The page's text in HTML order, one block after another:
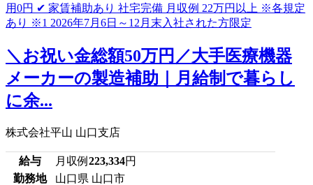
＼お祝い金総額50万円／大手医療機器
メーカーの製造補助｜月給制で暮らし
に余...
株式会社平山 山口支店
給与 月収例 223,334円
勤務地
山口県 山口市